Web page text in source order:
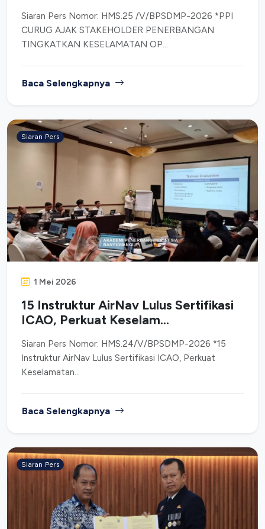
Siaran Pers Nomor: HMS.25 /V/BPSDMP-2026 *PPI
CURUG AJAK STAKEHOLDER PENERBANGAN
TINGKATKAN KESELAMATAN OP...
Baca Selengkapnya
Siaran Pers
1 Mei 2026
15 Instruktur AirNav Lulus Sertifikasi
ICAO, Perkuat Keselam...
Siaran Pers Nomor: HMS.24/V/BPSDMP-2026 *15
Instruktur AirNav Lulus Sertifikasi ICAO, Perkuat
Keselamatan...
Baca Selengkapnya
Siaran Pers